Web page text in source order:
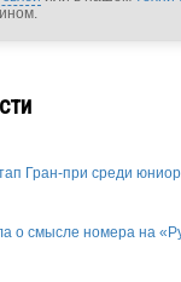
Гран-при среди
о смысле номера на